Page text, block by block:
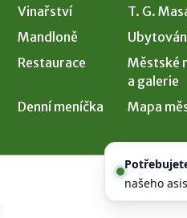
Vinařství
T. G.
Mandloně
Restaurace
Městské
a galerie
Denní meníčka
Mapa
našeho